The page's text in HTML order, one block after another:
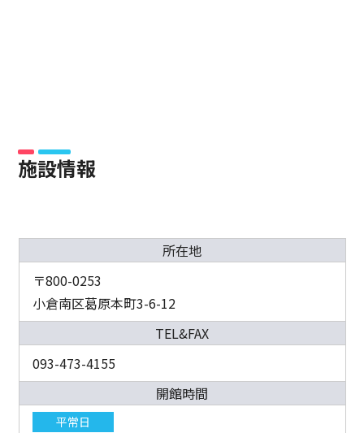
施設情報
所在地
〒800-0253
小倉南区葛原本町3-6-12
TEL&FAX
093-473-4155
開館時間
平常日